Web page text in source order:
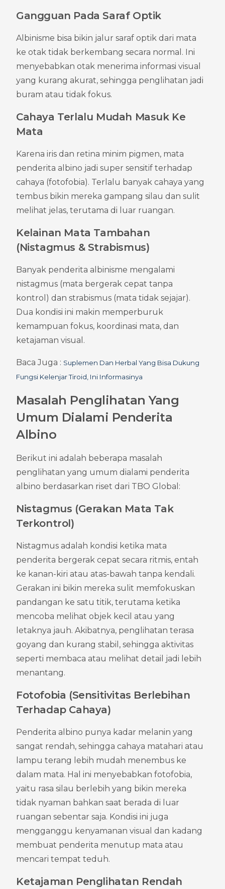
Gangguan Pada Saraf Optik
Albinisme bisa bikin jalur saraf optik dari mata
ke otak tidak berkembang secara normal. Ini
menyebabkan otak menerima informasi visual
yang kurang akurat, sehingga penglihatan jadi
buram atau tidak fokus.
Cahaya Terlalu Mudah Masuk Ke
Mata
Karena iris dan retina minim pigmen, mata
penderita albino jadi super sensitif terhadap
cahaya (fotofobia). Terlalu banyak cahaya yang
tembus bikin mereka gampang silau dan sulit
melihat jelas, terutama di luar ruangan.
Kelainan Mata Tambahan
(Nistagmus & Strabismus)
Banyak penderita albinisme mengalami
nistagmus (mata bergerak cepat tanpa
kontrol) dan strabismus (mata tidak sejajar).
Dua kondisi ini makin memperburuk
kemampuan fokus, koordinasi mata, dan
ketajaman visual.
Baca Juga : Suplemen Dan Herbal Yang Bisa Dukung
Fungsi Kelenjar Tiroid, Ini Informasinya
Masalah Penglihatan Yang
Umum Dialami Penderita
Albino
Berikut ini adalah beberapa masalah
penglihatan yang umum dialami penderita
albino berdasarkan riset dari TBO Global:
Nistagmus (Gerakan Mata Tak
Terkontrol)
Nistagmus adalah kondisi ketika mata
penderita bergerak cepat secara ritmis, entah
ke kanan-kiri atau atas-bawah tanpa kendali.
Gerakan ini bikin mereka sulit memfokuskan
pandangan ke satu titik, terutama ketika
mencoba melihat objek kecil atau yang
letaknya jauh. Akibatnya, penglihatan terasa
goyang dan kurang stabil, sehingga aktivitas
seperti membaca atau melihat detail jadi lebih
menantang.
Fotofobia (Sensitivitas Berlebihan
Terhadap Cahaya)
Penderita albino punya kadar melanin yang
sangat rendah, sehingga cahaya matahari atau
lampu terang lebih mudah menembus ke
dalam mata. Hal ini menyebabkan fotofobia,
yaitu rasa silau berlebih yang bikin mereka
tidak nyaman bahkan saat berada di luar
ruangan sebentar saja. Kondisi ini juga
mengganggu kenyamanan visual dan kadang
membuat penderita menutup mata atau
mencari tempat teduh.
Ketajaman Penglihatan Rendah